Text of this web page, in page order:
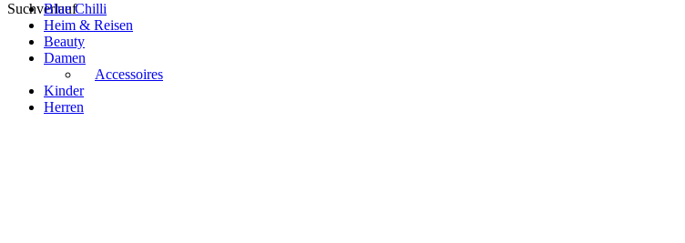
SuchverlaufBlue Chilli
Heim & Reisen
Beauty
Damen
Accessoires
Kinder
Herren